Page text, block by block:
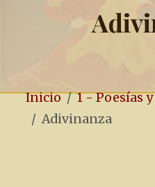
Inicio
1 - Poesías
Adivinanza